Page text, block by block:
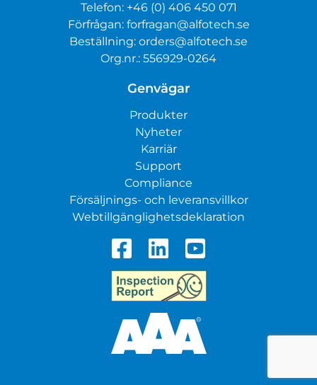
Telefon: +46 (0) 406 450 071
Förfrågan: forfragan@alfotech.se
Beställning: orders@alfotech.se
Org.nr.: 556929-0264
Genvägar
Produkter
Nyheter
Karriär
Support
Compliance
Försäljnings- och leveransvillkor
Webtillgänglighetsdeklaration